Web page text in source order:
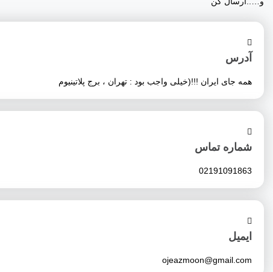
آدرس
همه جای ایران !!!(خیلی واجب بود : تهران ، برج پلاتینیوم
شماره تماس
02191091863
ایمیل
ojeazmoon@gmail.com